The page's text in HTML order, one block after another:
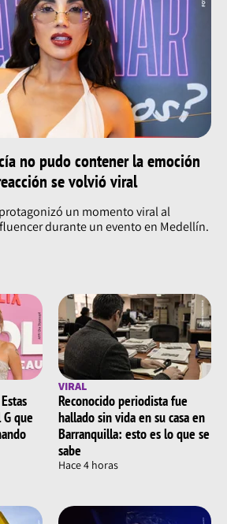
no pudo contener la emoción
se volvió viral
un momento viral al
durante un evento en Medellín.
que
VIRAL
Reconocido periodista fue
hallado sin vida en su casa en
Barranquilla: esto es lo que se
sabe
Hace 4 horas